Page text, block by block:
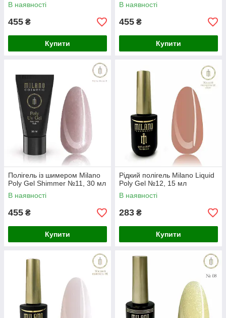
В наявності
455 ₴
Купити
В наявності
455 ₴
Купити
Полігель із шимером Milano
Poly Gel Shimmer №11, 30 мл
В наявності
455 ₴
Купити
Рідкий полігель Milano Liquid
Poly Gel №12, 15 мл
В наявності
283 ₴
Купити